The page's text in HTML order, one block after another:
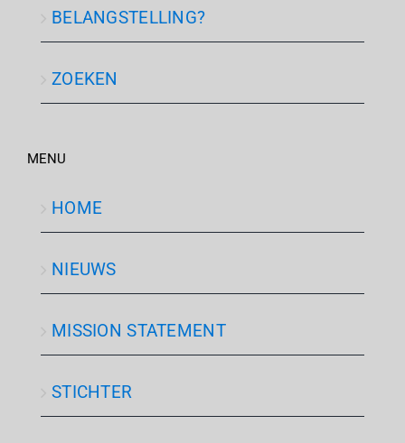
BELANGSTELLING?
ZOEKEN
MENU
HOME
NIEUWS
MISSION STATEMENT
STICHTER